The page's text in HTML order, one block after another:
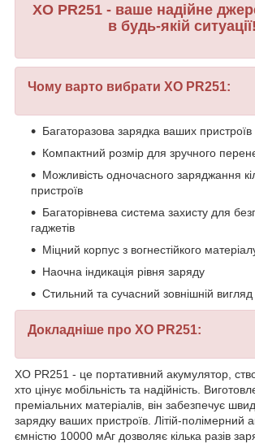
XO PR251 - ваше надійне
в будь-якій ситуації!
Чому варто вибрати XO PR251:
Багаторазова зарядка ваших пристроїв
Компактний розмір для зручного
Можливість одночасного заряджання
пристроїв
Багаторівнева система захисту для
гаджетів
Міцний корпус з вогнестійкого
Наочна індикація рівня заряду
Стильний та сучасний зовнішній вигляд
Докладніше про XO PR251:
XO PR251 - це портативний акумулятор,
хто цінує мобільність та надійність.
преміальних матеріалів, він забезпечує
зарядку ваших пристроїв. Літій-полімерний
ємністю 10000 мАг дозволяє кілька разів